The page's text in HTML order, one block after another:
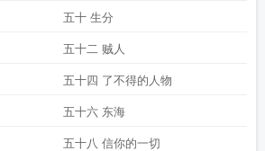
五十 生分
五十二 贼人
五十四 了不得的人物
五十六 东海
五十八 信你的一切